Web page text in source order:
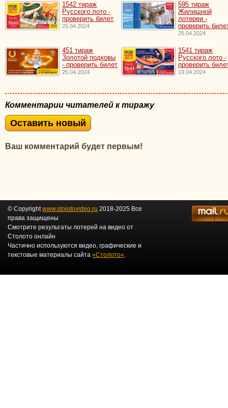
1542 тираж
Русского лото -
проверить билет
25.04.2024
595 тираж
Жилищной
лотереи -
проверить
25.04.2024
451 тираж
Золотой подковы
- проверить билет
25.04.2024
1541 тираж
Русского лото -
проверить
19.04.2024
Комментарии читателей к тиражу
Оставить новый
Ваш комментарий будет первым!
© Copyrightwww.stolotovideo.ru 2018-2025 Все
права защищены
Смотрите результаты лотерей на видео от
Столото онлайн
Частично используются видео, графические и
текстовые материалы сайта «Столото».